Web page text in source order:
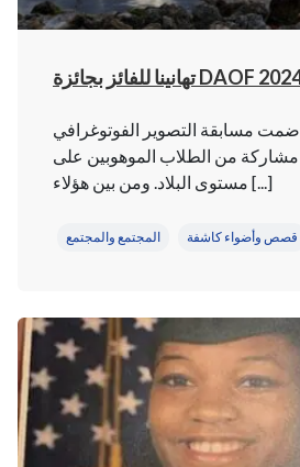
ضمت مسابقة التصوير الفوتوغرافي K12 لعام 2024
أكثر من 12,000 مشاركة من الطلاب الموهوبين على
مستوى البلاد. ومن بين هؤلاء [...]
المجتمع والمجتمع قصص وأضواء كاشفة